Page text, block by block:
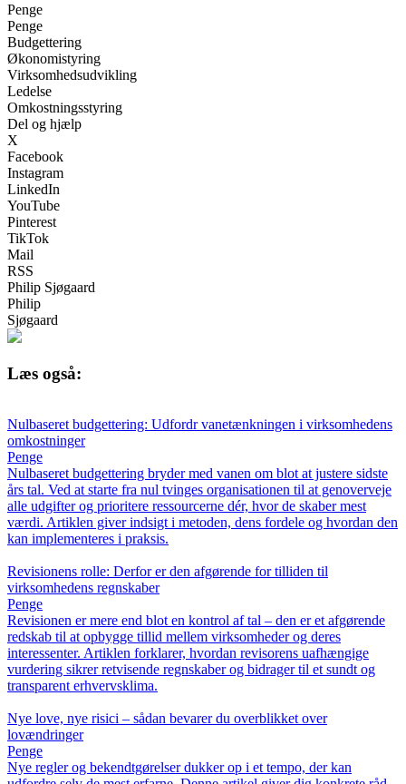
Penge
Penge
Budgettering
Økonomistyring
Virksomhedsudvikling
Ledelse
Omkostningsstyring
Del og hjælp
X
Facebook
Instagram
LinkedIn
YouTube
Pinterest
TikTok
Mail
RSS
Philip Sjøgaard
Philip
Sjøgaard
Læs også:
Nulbaseret budgettering: Udfordr vanetænkningen i virksomhedens
omkostninger
Penge
Nulbaseret budgettering bryder med vanen om blot at justere sidste
års tal. Ved at starte fra nul tvinges organisationen til at genoverveje
alle udgifter og prioritere ressourcerne dér, hvor de skaber mest
værdi. Artiklen giver indsigt i metoden, dens fordele og hvordan den
kan implementeres i praksis.
Revisionens rolle: Derfor er den afgørende for tilliden til
virksomhedens regnskaber
Penge
Revisionen er mere end blot en kontrol af tal – den er et afgørende
redskab til at opbygge tillid mellem virksomheder og deres
interessenter. Artiklen forklarer, hvordan revisorens uafhængige
vurdering sikrer retvisende regnskaber og bidrager til et sundt og
transparent erhvervsklima.
Nye love, nye risici – sådan bevarer du overblikket over
lovændringer
Penge
Nye regler og bekendtgørelser dukker op i et tempo, der kan